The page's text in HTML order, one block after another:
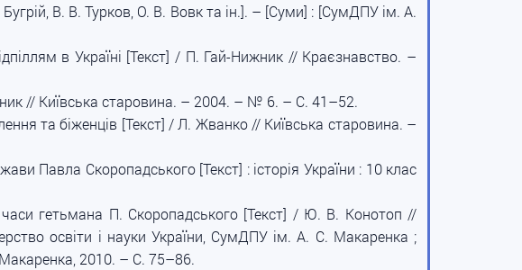
Бугрій, В. В. Турков, О. В. Вовк та ін.]. – [Суми] : [СумДПУ ім. А.
в Україні [Текст] / П. Гай-Нижник // Краєзнавство. –
// Київська старовина. – 2004. – № 6. – С. 41–52.
та біженців [Текст] / Л. Жванко // Київська старовина. –
Павла Скоропадського [Текст] : історія України : 10 клас
гетьмана П. Скоропадського [Текст] / Ю. В. Конотоп //
освіти і науки України, СумДПУ ім. А. С. Макаренка ;
2010. – С. 75–86.